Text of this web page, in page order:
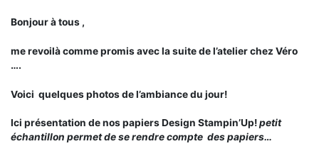
Bonjour à tous ,
me revoilà comme promis avec la suite de l’atelier chez Véro
….
Voici quelques photos de l’ambiance du jour!
Ici présentation de nos papiers Design Stampin’Up!petit
échantillon permet de se rendre compte des papiers…